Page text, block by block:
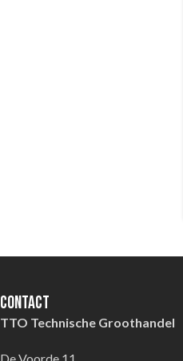
Contact
TTO Technische Groothandel